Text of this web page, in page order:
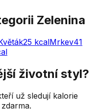
Zelenina
25 kcalMrkev41
životní styl?
už sledují kalorie